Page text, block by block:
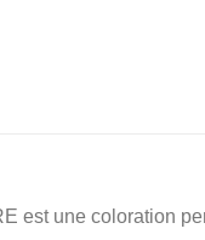
est une coloration